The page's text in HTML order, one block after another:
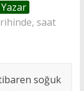
Yazar
saat
soğuk